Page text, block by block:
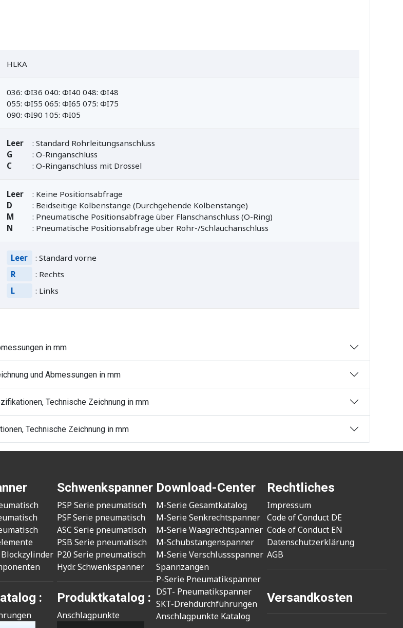
HLKA
036: ΦI36 040: ΦI40 048: ΦI48
055: ΦI55 065: ΦI65 075: ΦI75
090: ΦI90 105: ΦI05
Leer
: Standard Rohrleitungsanschluss
G
: O-Ringanschluss
C
: O-Ringanschluss mit Drossel
Leer
: Keine Positionsabfrage
D
: Beidseitige Kolbenstange (Durchgehende Kolbenstange)
M
: Pneumatische Positionsabfrage über Flanschanschluss (O-Ring)
N
: Pneumatische Positionsabfrage über Rohr-/Schlauchanschluss
Leer
: Standard vorne
R
: Rechts
L
: Links
in mm
und Abmessungen in mm
Technische Zeichnung in mm
Technische Zeichnung in mm
:
Schwenkspanner
PSP Serie pneumatisch
PSF Serie pneumatisch
ASC Serie pneumatisch
PSB Serie pneumatisch
P20 Serie pneumatisch
Hydr. Schwenkspanner
Produktkatalog :
Anschlagpunkte
Download-Center
M-Serie Gesamtkatalog
M-Serie Senkrechtspanner
M-Serie Waagrechtspanner
M-Schubstangenspanner
M-Serie Verschlussspanner
Spannzangen
P-Serie Pneumatikspanner
DST- Pneumatikspanner
SKT-Drehdurchführungen
Anschlagpunkte Katalog
Rechtliches
Impressum
Code of Conduct DE
Code of Conduct EN
Datenschutzerklärung
AGB
Versandkosten